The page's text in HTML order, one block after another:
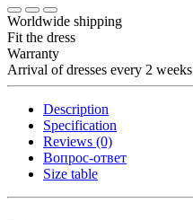
Worldwide shipping
Fit the dress
Warranty
Arrival of dresses every 2 weeks
Description
Specification
Reviews (0)
Вопрос-ответ
Size table